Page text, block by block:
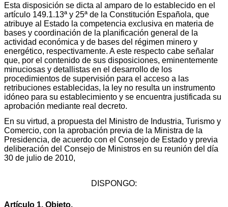
Esta disposición se dicta al amparo de lo establecido en el
artículo 149.1.13ª y 25ª de la Constitución Española, que
atribuye al Estado la competencia exclusiva en materia de
bases y coordinación de la planificación general de la
actividad económica y de bases del régimen minero y
energético, respectivamente. A este respecto cabe señalar
que, por el contenido de sus disposiciones, eminentemente
minuciosas y detallistas en el desarrollo de los
procedimientos de supervisión para el acceso a las
retribuciones establecidas, la ley no resulta un instrumento
idóneo para su establecimiento y se encuentra justificada su
aprobación mediante real decreto.
En su virtud, a propuesta del Ministro de Industria, Turismo y
Comercio, con la aprobación previa de la Ministra de la
Presidencia, de acuerdo con el Consejo de Estado y previa
deliberación del Consejo de Ministros en su reunión del día
30 de julio de 2010,
DISPONGO:
Artículo 1. Objeto.